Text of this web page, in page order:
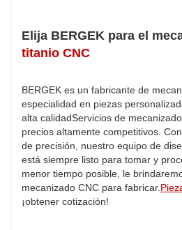
Elija BERGEK para el
titanio CNC
BERGEK es un fabricante de
especialidad en piezas
alta calidadServicios de
precios altamente competitivos.
de precisión, nuestro equipo de
está siempre listo para tomar y
menor tiempo posible, le
mecanizado CNC para fabricar.
¡obtener cotización!